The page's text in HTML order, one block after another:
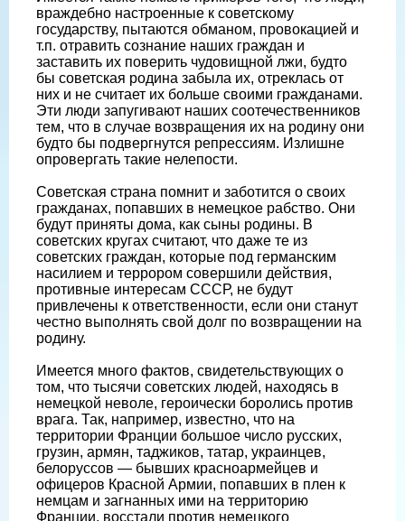
враждебно настроенные к советскому
государству, пытаются обманом, провокацией и
т.п. отравить сознание наших граждан и
заставить их поверить чудовищной лжи, будто
бы советская родина забыла их, отреклась от
них и не считает их больше своими гражданами.
Эти люди запугивают наших соотечественников
тем, что в случае возвращения их на родину они
будто бы подвергнутся репрессиям. Излишне
опровергать такие нелепости.
Советская страна помнит и заботится о своих
гражданах, попавших в немецкое рабство. Они
будут приняты дома, как сыны родины. В
советских кругах считают, что даже те из
советских граждан, которые под германским
насилием и террором совершили действия,
противные интересам СССР, не будут
привлечены к ответственности, если они станут
честно выполнять свой долг по возвращении на
родину.
Имеется много фактов, свидетельствующих о
том, что тысячи советских людей, находясь в
немецкой неволе, героически боролись против
врага. Так, например, известно, что на
территории Франции большое число русских,
грузин, армян, таджиков, татар, украинцев,
белоруссов — бывших красноармейцев и
офицеров Красной Армии, попавших в плен к
немцам и загнанных ими на территорию
Франции, восстали против немецкого